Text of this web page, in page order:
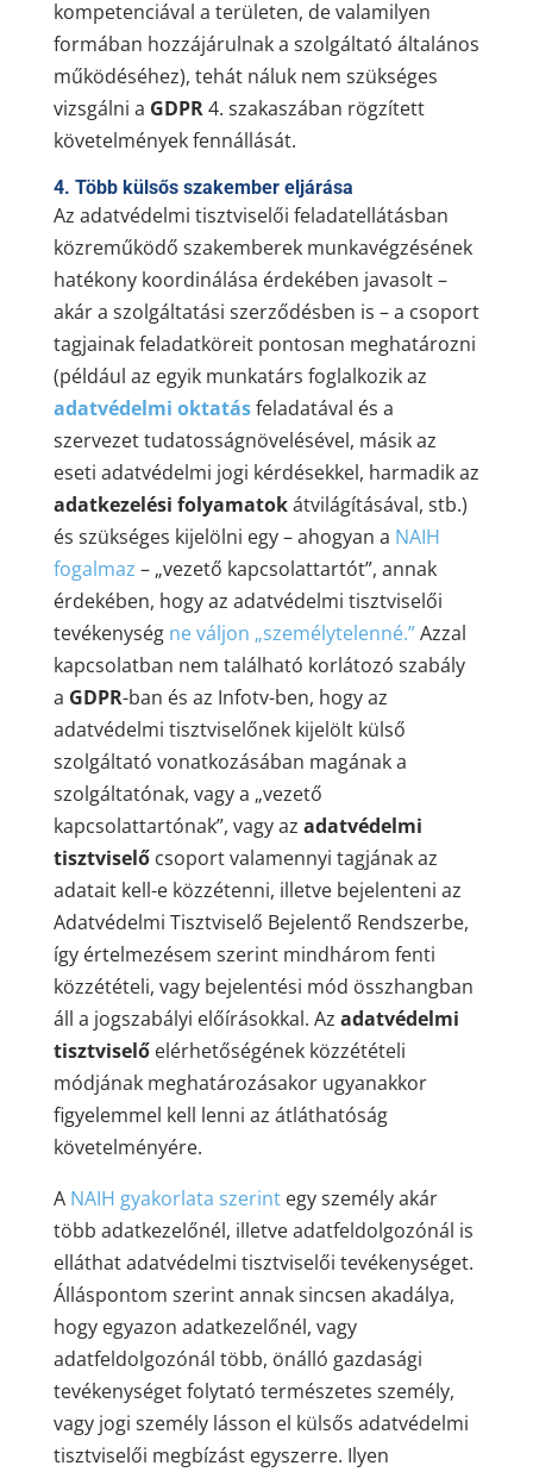
kompetenciával a területen, de valamilyen
formában hozzájárulnak a szolgáltató általános
működéséhez), tehát náluk nem szükséges
vizsgálni a GDPR4. szakaszában rögzített
követelmények fennállását.
4. Több külsős szakember eljárása
Az adatvédelmi tisztviselői feladatellátásban
közreműködő szakemberek munkavégzésének
hatékony koordinálása érdekében javasolt –
akár a szolgáltatási szerződésben is – a csoport
tagjainak feladatköreit pontosan meghatározni
(például az egyik munkatárs foglalkozik az
adatvédelmi oktatásfeladatával és a
szervezet tudatosságnövelésével, másik az
eseti adatvédelmi jogi kérdésekkel, harmadik az
adatkezelési folyamatokátvilágításával, stb.)
és szükséges kijelölni egy – ahogyan a NAIH
fogalmaz – „vezető kapcsolattartót”, annak
érdekében, hogy az adatvédelmi tisztviselői
tevékenység ne váljon „személytelenné.”Azzal
kapcsolatban nem található korlátozó szabály
a GDPR-ban és az Infotv-ben, hogy az
adatvédelmi tisztviselőnek kijelölt külső
szolgáltató vonatkozásában magának a
szolgáltatónak, vagy a „vezető
kapcsolattartónak”, vagy az adatvédelmi
tisztviselőcsoport valamennyi tagjának az
adatait kell-e közzétenni, illetve bejelenteni az
Adatvédelmi Tisztviselő Bejelentő Rendszerbe,
így értelmezésem szerint mindhárom fenti
közzétételi, vagy bejelentési mód összhangban
áll a jogszabályi előírásokkal. Az adatvédelmi
tisztviselőelérhetőségének közzétételi
módjának meghatározásakor ugyanakkor
figyelemmel kell lenni az átláthatóság
követelményére.
A NAIH gyakorlata szerintegy személy akár
több adatkezelőnél, illetve adatfeldolgozónál is
elláthat adatvédelmi tisztviselői tevékenységet.
Álláspontom szerint annak sincsen akadálya,
hogy egyazon adatkezelőnél, vagy
adatfeldolgozónál több, önálló gazdasági
tevékenységet folytató természetes személy,
vagy jogi személy lásson el külsős adatvédelmi
tisztviselői megbízást egyszerre. Ilyen